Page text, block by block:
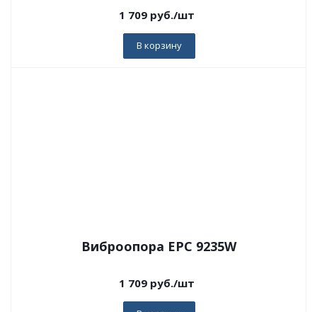
1 709 руб./шт
В корзину
Виброопора EPC 9235W
1 709 руб./шт